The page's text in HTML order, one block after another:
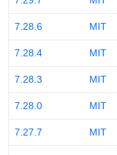
7.28.6 MIT
7.28.4 MIT
7.28.3 MIT
7.28.0 MIT
7.27.7 MIT